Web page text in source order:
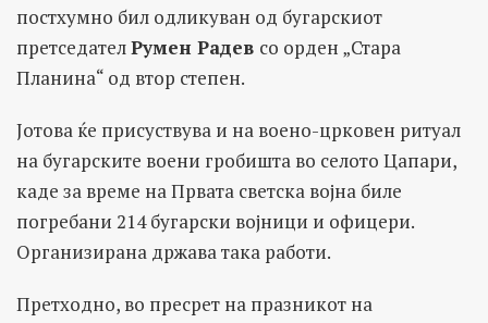
постхумно бил одликуван од бугарскиот
претседателРумен Радев со орден „Стара
Планина“ од втор степен.
Јотова ќе присуствува и на воено-црковен ритуал
на бугарските воени гробишта во селото Цапари,
каде за време на Првата светска војна биле
погребани 214 бугарски војници и офицери.
Организирана држава така работи.
Претходно, во пресрет на празникот на